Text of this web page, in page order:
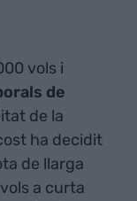
vols i
de
de la
ha decidit
de llarga
a curta